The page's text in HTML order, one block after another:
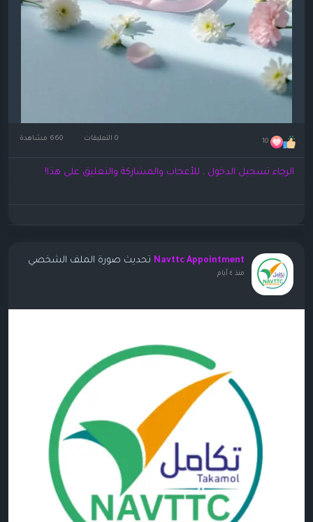
10 0 التعليقات
الرجاء تسجيل الدخول , للأعجاب والمشاركة والتعليق على هذا!
Navttc Appointment تحديث صورة الملف الشخصي
منذ ٤ أيام